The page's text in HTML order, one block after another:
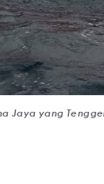
Jaya yang